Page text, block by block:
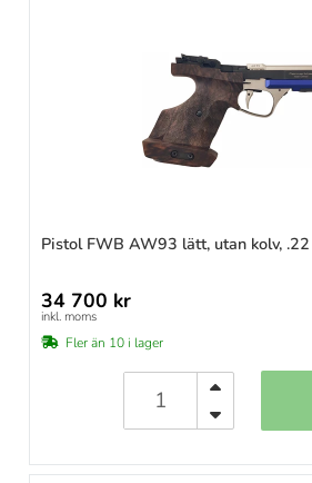
Pistol FWB AW93 lätt, utan kolv, .22
34 700 kr
inkl. moms
Fler än 10 i lager